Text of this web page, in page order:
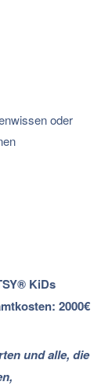
oder
® KiDs
2000€
und alle, die